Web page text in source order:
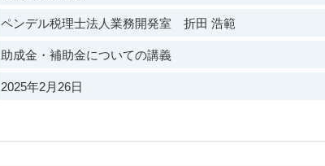
ペンデル税理士法人業務開発室 折田 浩範
助成金・補助金についての講義
2025年2月26日